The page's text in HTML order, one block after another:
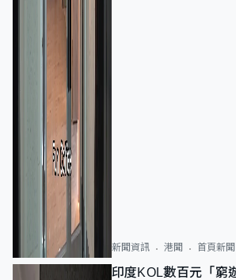
新聞資訊 港聞 首頁新聞
印度KOL數百元「